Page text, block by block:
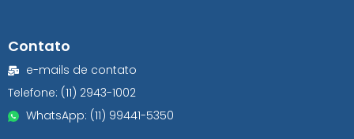
Contato
e-mails de contato
Telefone: (11) 2943-1002
WhatsApp: (11) 99441-5350